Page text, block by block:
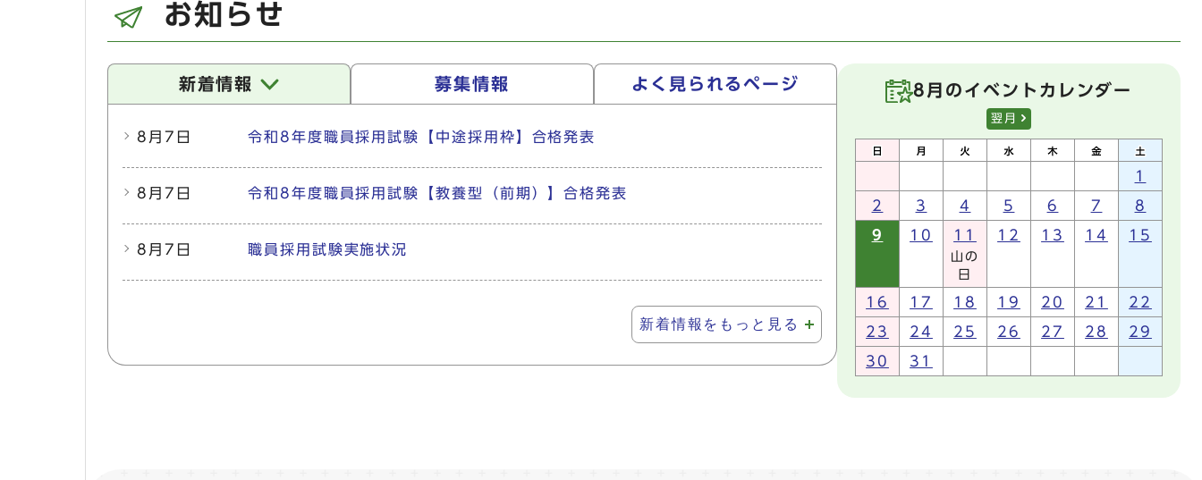
お知らせ
新着情報 募集情報 よく見られるページ
8月7日
令和8年度職員採用試験【中途採用枠】合格発表
8月7日 令和8年度職員採用試験【教養型（前期）】合格発表
8月7日 職員採用試験実施状況
新着情報をもっと見る
8月のイベントカレンダー
翌月
1
2 3 4 5 6 7 8
9 10 11
山の
日
12 13 14 15
16 17 18 19 20 21 22
23 24 25 26 27 28 29
30 31